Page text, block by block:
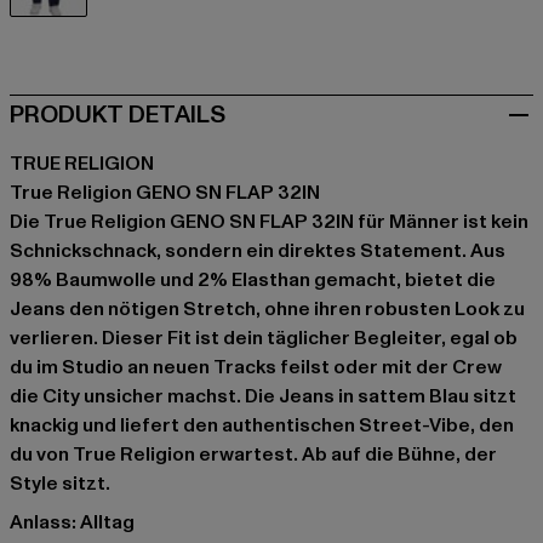
PRODUKT DETAILS
TRUE RELIGION
True Religion GENO SN FLAP 32IN
Die True Religion GENO SN FLAP 32IN für Männer ist kein
Schnickschnack, sondern ein direktes Statement. Aus
98% Baumwolle und 2% Elasthan gemacht, bietet die
Jeans den nötigen Stretch, ohne ihren robusten Look zu
verlieren. Dieser Fit ist dein täglicher Begleiter, egal ob
du im Studio an neuen Tracks feilst oder mit der Crew
die City unsicher machst. Die Jeans in sattem Blau sitzt
knackig und liefert den authentischen Street-Vibe, den
du von True Religion erwartest. Ab auf die Bühne, der
Style sitzt.
Anlass: Alltag